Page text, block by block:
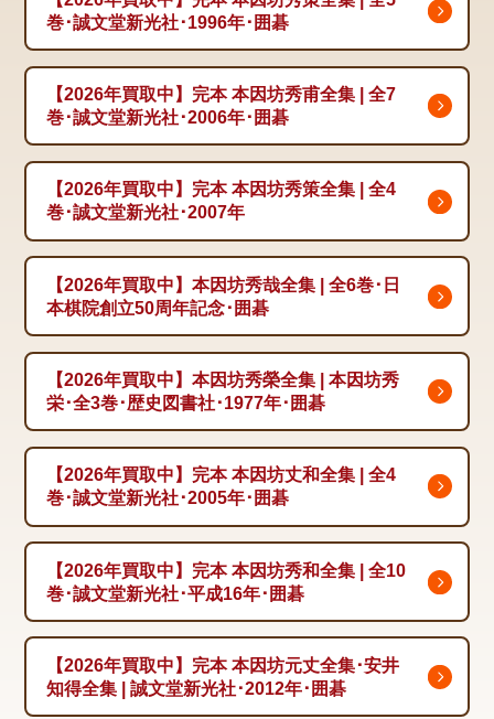
巻･誠文堂新光社･1996年･囲碁
【2026年買取中】完本 本因坊秀甫全集 | 全7
巻･誠文堂新光社･2006年･囲碁
【2026年買取中】完本 本因坊秀策全集 | 全4
巻･誠文堂新光社･2007年
【2026年買取中】本因坊秀哉全集 | 全6巻･日
本棋院創立50周年記念･囲碁
【2026年買取中】本因坊秀榮全集 | 本因坊秀
栄･全3巻･歴史図書社･1977年･囲碁
【2026年買取中】完本 本因坊丈和全集 | 全4
巻･誠文堂新光社･2005年･囲碁
【2026年買取中】完本 本因坊秀和全集 | 全10
巻･誠文堂新光社･平成16年･囲碁
【2026年買取中】完本 本因坊元丈全集･安井
知得全集 | 誠文堂新光社･2012年･囲碁